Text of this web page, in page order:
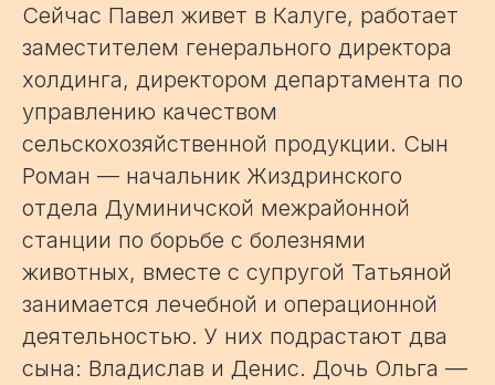
Сейчас Павел живет в Калуге, работает
заместителем генерального директора
холдинга, директором департамента по
управлению качеством
сельскохозяйственной продукции. Сын
Роман — начальник Жиздринского
отдела Думиничской межрайонной
станции по борьбе с болезнями
животных, вместе с супругой Татьяной
занимается лечебной и операционной
деятельностью. У них подрастают два
сына: Владислав и Денис. Дочь Ольга —